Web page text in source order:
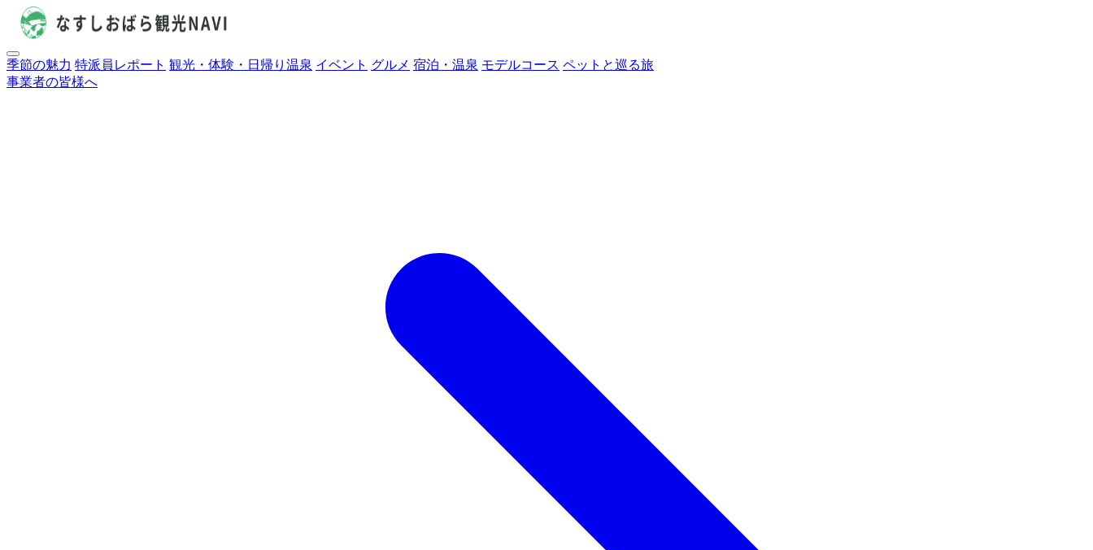
季節の魅力 特派員レポート 観光・体験・日帰り温泉 イベント グルメ 宿泊・温泉 モデルコース ペットと巡る旅
事業者の皆様へ